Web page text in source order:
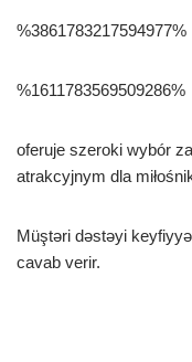
%3861783217594977%
%1611783569509286%
oferuje szeroki wybór
atrakcyjnym dla
Müştəri dəstəyi
cavab verir.